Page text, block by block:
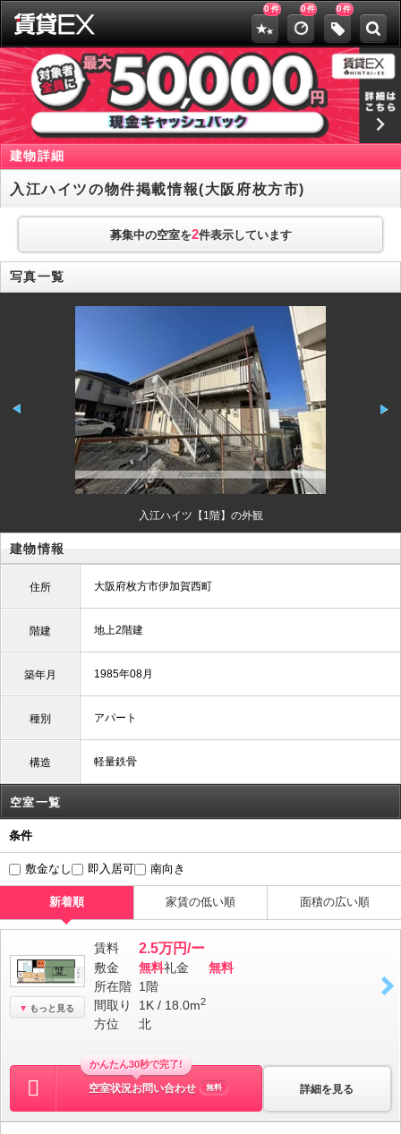
0 件 0件 0件
建物詳細
入江ハイツの物件掲載情報(大阪府枚方市)
募集中の空室を2件表示しています
写真一覧
入江ハイツ【1階】の外観
建物情報
住所 大阪府枚方市伊加賀西町
階建 地上2階建
築年月 1985年08月
種別 アパート
構造 軽量鉄骨
空室一覧
条件
敷金なし 即入居可 南向き
新着順 家賃の低い順 面積の広い順
もっと見る
賃料 2.5万円/ー
敷金 無料礼金
無料
所在階 1階
間取り
1K / 18.0m2
方位 北
詳細を見る
かんたん30秒で完了!
空室状況お問い合わせ 無料